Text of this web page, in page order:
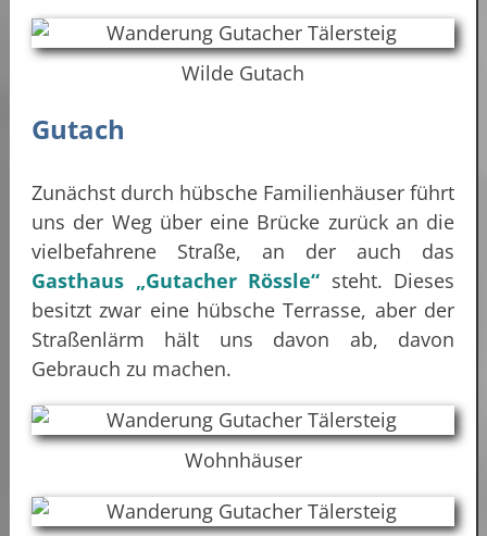
Wilde Gutach
Gutach
Zunächst durch hübsche Familienhäuser führt
uns der Weg über eine Brücke zurück an die
vielbefahrene Straße, an der auch das
Gasthaus „Gutacher Rössle“ steht. Dieses
besitzt zwar eine hübsche Terrasse, aber der
Straßenlärm hält uns davon ab, davon
Gebrauch zu machen.
Wohnhäuser